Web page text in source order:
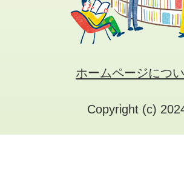
ホームページにつ
Copyright (c)